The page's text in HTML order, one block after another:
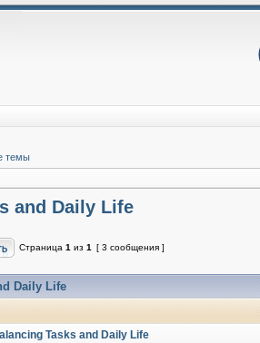
темы
and Daily Life
Страница 1 из 1
[ 3 сообщения ]
Daily Life
Tasks and Daily Life